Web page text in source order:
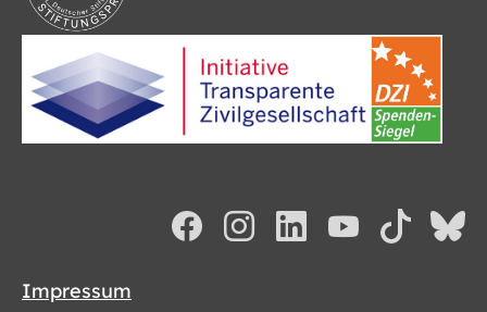
Impressum